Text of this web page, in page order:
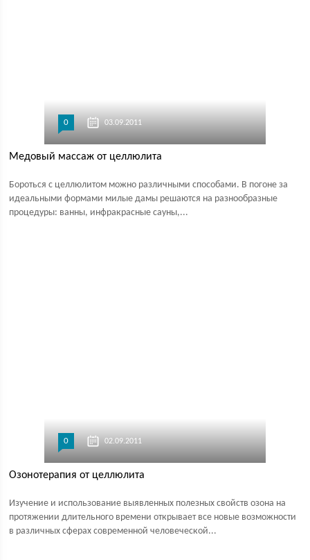
0 03.09.2011
Медовый массаж от целлюлита
Бороться с целлюлитом можно различными способами. В погоне за
идеальными формами милые дамы решаются на разнообразные
процедуры: ванны, инфракрасные сауны,...
0 02.09.2011
Озонотерапия от целлюлита
Изучение и использование выявленных полезных свойств озона на
протяжении длительного времени открывает все новые возможности
в различных сферах современной человеческой...